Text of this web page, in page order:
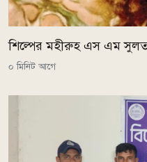
শিল্পের মহীরুহ এস এম
০ মিনিট আগে